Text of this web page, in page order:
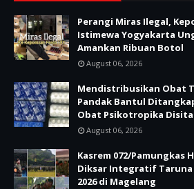
Perangi Miras Ilegal,
Istimewa Yogyakarta
Amankan Ribuan Botol
August 06, 2026
Mendistribusikan Obat
Pandak Bantul
Obat Psikotropika Disita
August 06, 2026
Kasrem 072/Pamungkas
Diksar Integratif Taruna
2026 di Magelang